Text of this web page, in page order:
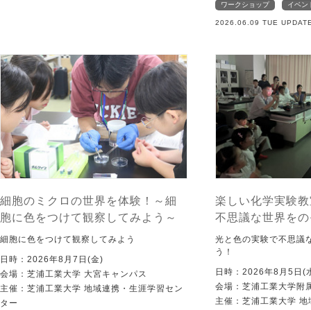
ワークショップ イベン
2026.06.09 TUE
細胞のミクロの世界を体験！～細
胞に色をつけて観察してみよう～
細胞に色をつけて観察してみよう
日時：2026年8月7日(金)
会場：芝浦工業大学 大宮キャンパス
主催：芝浦工業大学 地域連携・生涯学習セン
ター
楽しい化学実験
不思議な世界を
光と色の実験で不思議
う！
日時：2026年8月5日(
会場：芝浦工業大学附
主催：芝浦工業大学